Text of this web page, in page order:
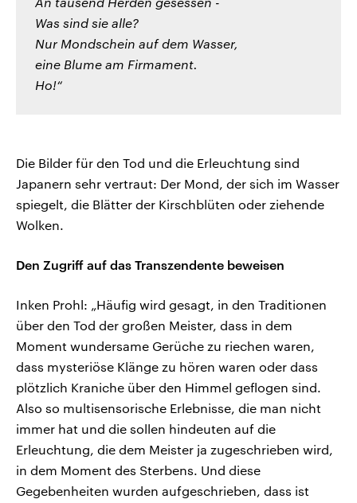
Was sind sie alle?
Nur Mondschein auf dem Wasser,
eine Blume am Firmament.
Ho!“
Die Bilder für den Tod und die Erleuchtung sind
Japanern sehr vertraut: Der Mond, der sich im Wasser
spiegelt, die Blätter der Kirschblüten oder ziehende
Wolken.
Den Zugriff auf das Transzendente beweisen
Inken Prohl: „Häufig wird gesagt, in den Traditionen
über den Tod der großen Meister, dass in dem
Moment wundersame Gerüche zu riechen waren,
dass mysteriöse Klänge zu hören waren oder dass
plötzlich Kraniche über den Himmel geflogen sind.
Also so multisensorische Erlebnisse, die man nicht
immer hat und die sollen hindeuten auf die
Erleuchtung, die dem Meister ja zugeschrieben wird,
in dem Moment des Sterbens. Und diese
Gegebenheiten wurden aufgeschrieben, dass ist